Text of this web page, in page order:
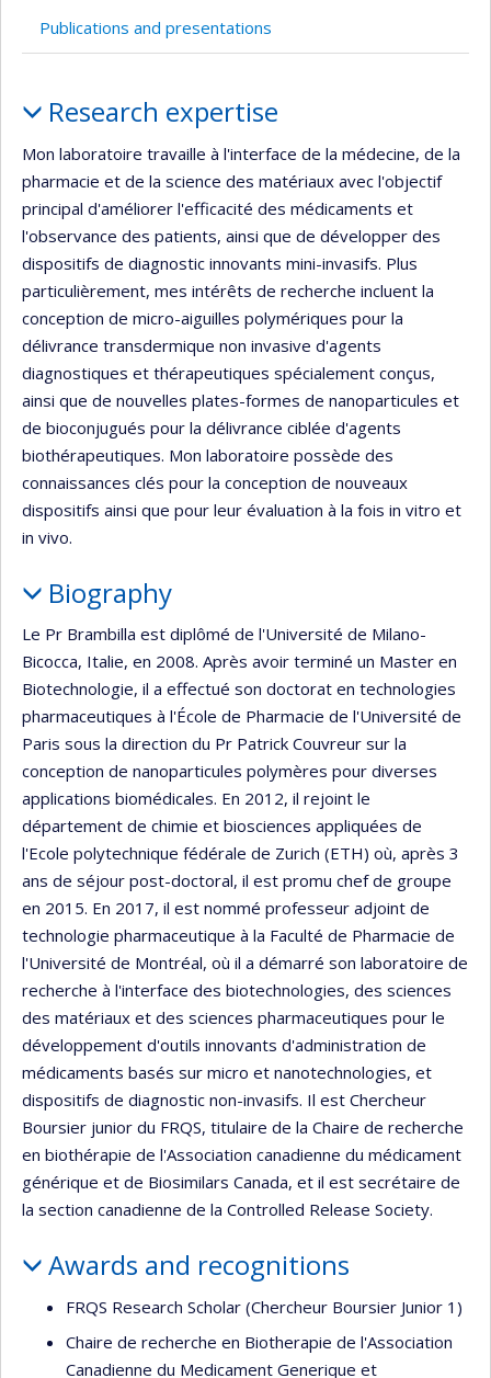
Publications and presentations
Research expertise
Mon laboratoire travaille à l'interface de la médecine, de la
pharmacie et de la science des matériaux avec l'objectif
principal d'améliorer l'efficacité des médicaments et
l'observance des patients, ainsi que de développer des
dispositifs de diagnostic innovants mini-invasifs. Plus
particulièrement, mes intérêts de recherche incluent la
conception de micro-aiguilles polymériques pour la
délivrance transdermique non invasive d'agents
diagnostiques et thérapeutiques spécialement conçus,
ainsi que de nouvelles plates-formes de nanoparticules et
de bioconjugués pour la délivrance ciblée d'agents
biothérapeutiques. Mon laboratoire possède des
connaissances clés pour la conception de nouveaux
dispositifs ainsi que pour leur évaluation à la fois in vitro et
in vivo.
Biography
Le Pr Brambilla est diplômé de l'Université de Milano-
Bicocca, Italie, en 2008. Après avoir terminé un Master en
Biotechnologie, il a effectué son doctorat en technologies
pharmaceutiques à l'École de Pharmacie de l'Université de
Paris sous la direction du Pr Patrick Couvreur sur la
conception de nanoparticules polymères pour diverses
applications biomédicales. En 2012, il rejoint le
département de chimie et biosciences appliquées de
l'Ecole polytechnique fédérale de Zurich (ETH) où, après 3
ans de séjour post-doctoral, il est promu chef de groupe
en 2015. En 2017, il est nommé professeur adjoint de
technologie pharmaceutique à la Faculté de Pharmacie de
l'Université de Montréal, où il a démarré son laboratoire de
recherche à l'interface des biotechnologies, des sciences
des matériaux et des sciences pharmaceutiques pour le
développement d'outils innovants d'administration de
médicaments basés sur micro et nanotechnologies, et
dispositifs de diagnostic non-invasifs. Il est Chercheur
Boursier junior du FRQS, titulaire de la Chaire de recherche
en biothérapie de l'Association canadienne du médicament
générique et de Biosimilars Canada, et il est secrétaire de
la section canadienne de la Controlled Release Society.
Awards and recognitions
FRQS Research Scholar (Chercheur Boursier Junior 1)
Chaire de recherche en Biotherapie de l'Association
Canadienne du Medicament Generique et